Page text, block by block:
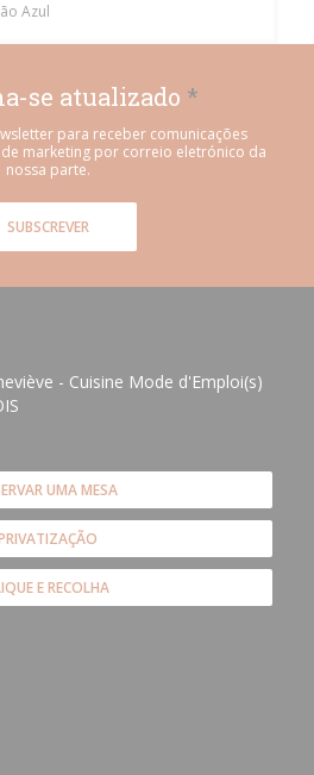
Azul
se atualizado *
para receber comunicações
marketing por correio eletrónico da
nossa parte.
SUBSCREVER
- Cuisine Mode d'Emploi(s)
UMA MESA
E RECOLHA
nova janela))
nova janela))
((abre numa nova janela))